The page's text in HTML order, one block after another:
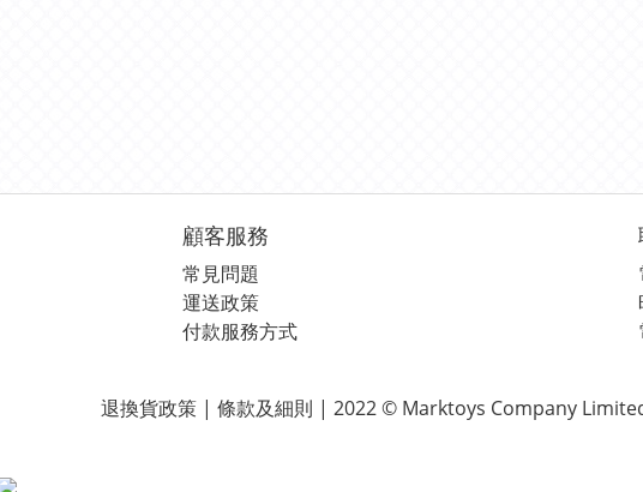
顧客服務
常見問題
運送政策
付款服務方式
退換貨政策 | 條款及細則 | 2022 © Marktoys Company